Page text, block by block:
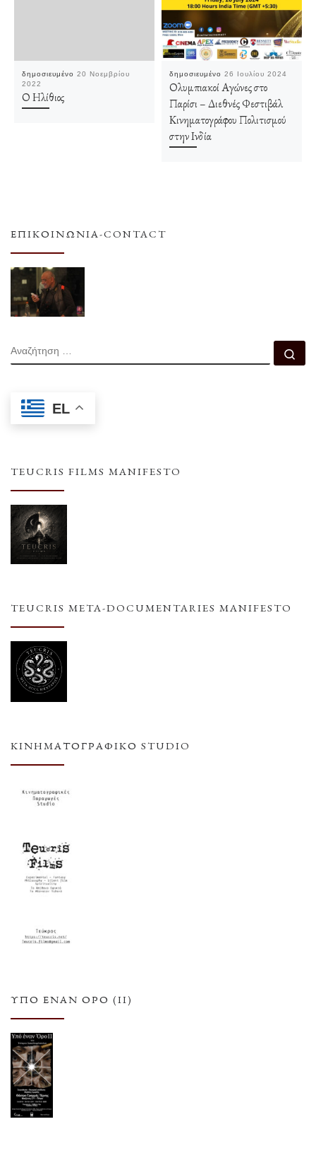
δημοσιευμένο20 Νοεμβρίου
2022
Ο Ηλίθιος
δημοσιευμένο26 Ιουλίου 2024
Ολυμπιακοί Αγώνες στο
Παρίσι – Διεθνές Φεστιβάλ
Κινηματογράφου Πολιτισμού
στην Ινδία
ΕΠΙΚΟΙΝΩΝΊΑ-CONTACT
ΑΝΑΖΉΤΗΣΗ
EL
TEUCRIS FILMS MANIFESTO
TEUCRIS META-DOCUMENTARIES MANIFESTO
ΚΙΝΗΜΑΤΟΓΡΑΦΙΚΌ STUDIO
ΥΠΌ ΈΝΑΝ ΌΡΟ (ΙΙ)